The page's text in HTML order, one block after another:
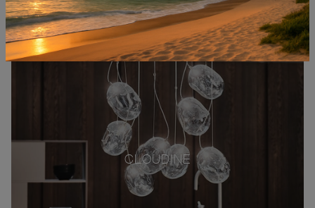
CLOUDINE